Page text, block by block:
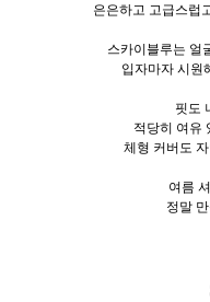
은은하고 고급스럽
스카이블루는 얼
입자마자 시원
핏도
적당히 여유
체형 커버도
여름
정말